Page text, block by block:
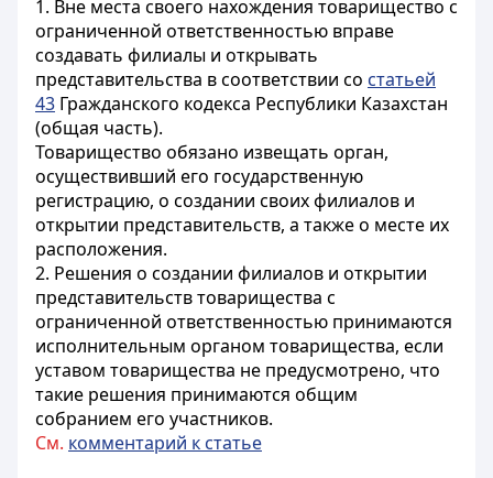
1. Вне места своего нахождения товарищество с
ограниченной ответственностью вправе
создавать филиалы и открывать
представительства в соответствии со статьей
43 Гражданского кодекса Республики Казахстан
(общая часть).
Товарищество обязано извещать орган,
осуществивший его государственную
регистрацию, о создании своих филиалов и
открытии представительств, а также о месте их
расположения.
2. Решения о создании филиалов и открытии
представительств товарищества с
ограниченной ответственностью принимаются
исполнительным органом товарищества, если
уставом товарищества не предусмотрено, что
такие решения принимаются общим
собранием его участников.
См. комментарий к статье